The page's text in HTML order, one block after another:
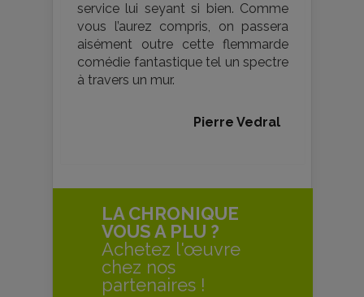
service lui seyant si bien. Comme
vous l’aurez compris, on passera
aisément outre cette flemmarde
comédie fantastique tel un spectre
à travers un mur.
Pierre Vedral
LA CHRONIQUE
VOUS A PLU ?
Achetez l'œuvre
chez nos
partenaires !